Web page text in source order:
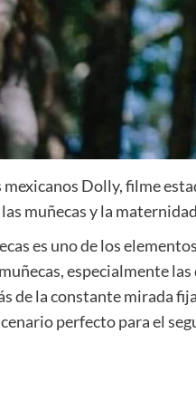
mexicanos Dolly, filme
muñecas y la
es uno de los
especialmente
de la constante mirada
perfecto para el